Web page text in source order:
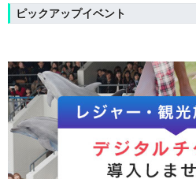
ピックアップイベント